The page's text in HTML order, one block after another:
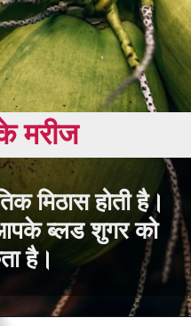
मिठास होती है।
ब्लड शुगर को
डायबिटीज के मरीज